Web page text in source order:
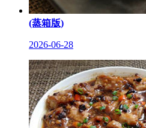
(蒸箱版)
2026-06-28